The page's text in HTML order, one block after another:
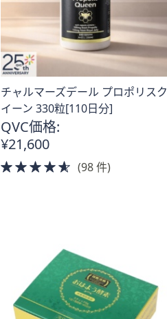
チャルマーズデール プロポリスク
イーン 330粒[110日分]
QVC価格:
¥21,600
4.5
(98 件)